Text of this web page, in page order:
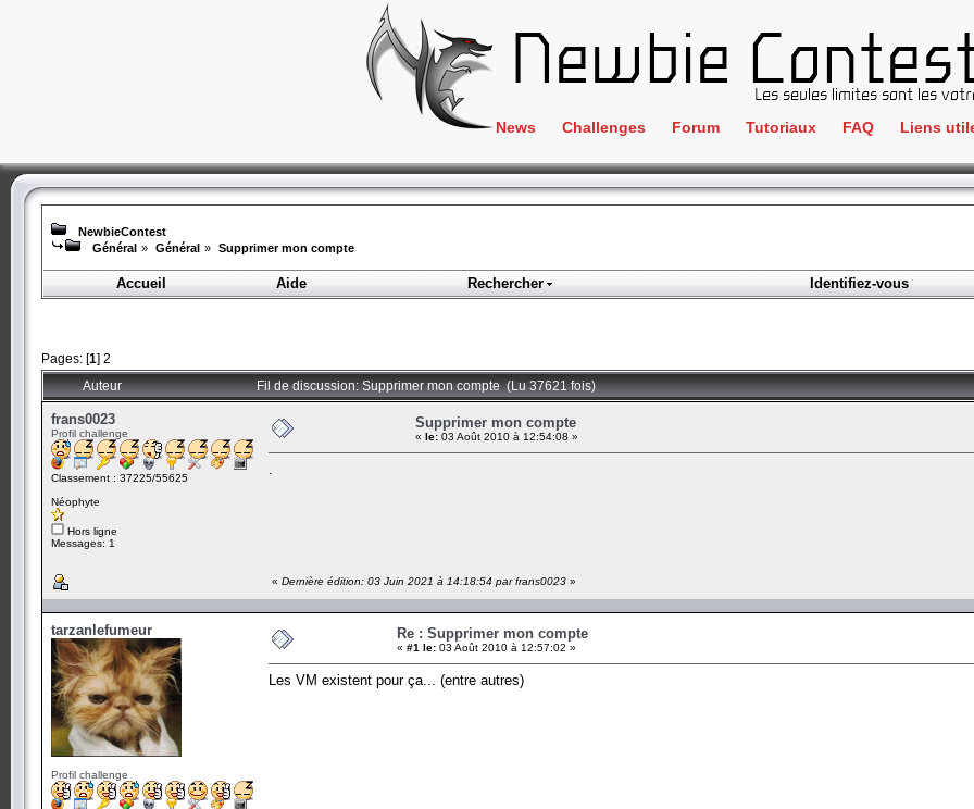
News Challenges
Crackme
ClientSide
Forensics
Programmation
Wargame
Forum Tutoriaux FAQ Liens
IRC
NewbieContest
Général » Général » Supprimer mon compte
Accueil
Aide Rechercher Identifiez-vous
Pages: [1] 2
Auteur Fil de discussion: Supprimer mon compte (Lu 37621 fois)
frans0023
Profil challenge
Classement : 37225/55625
Néophyte
Hors ligne
Messages: 1
Supprimer mon compte
« le: 03 Août 2010 à 12:54:08 »
« Dernière édition: 03 Juin 2021 à 14:18:54 par frans0023 »
tarzanlefumeur
Profil challenge
Re : Supprimer mon compte
« #1 le: 03 Août 2010 à 12:57:02 »
Les VM existent pour ça... (entre autres)